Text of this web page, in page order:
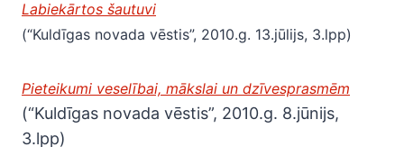
Labiekārtos šautuvi
(“Kuldīgas novada vēstis”, 2010.g. 13.jūlijs, 3.lpp)
Pieteikumi veselībai, mākslai un dzīvesprasmēm
(“Kuldīgas novada vēstis”, 2010.g. 8.jūnijs,
3.lpp)